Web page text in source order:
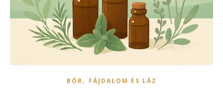
BŐR, FÁJDALOM ÉS LÁZ